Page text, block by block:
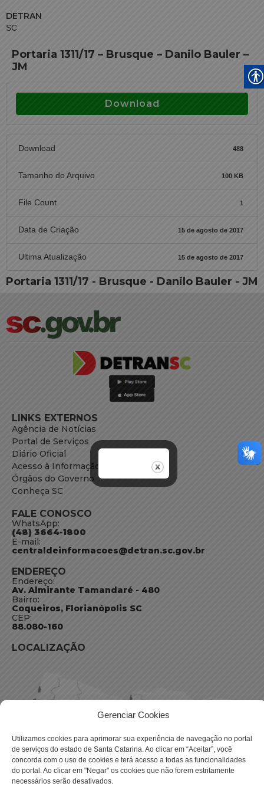
Gerenciar Cookies
Utilizamos cookies para aprimorar sua experiência de navegação no portal
de serviços do estado de Santa Catarina. Ao clicar em “Aceitar”, você
concorda com o uso de cookies e terá acesso a todas as funcionalidades
do portal. Ao clicar em "Negar" os cookies que não forem estritamente
necessários serão desativados.
DETRAN
SC
Portaria 1311/17 – Brusque – Danilo Bauler –
JM
Download
Download 488
Tamanho do Arquivo 100 KB
File Count 1
Data de Criação 15 de agosto de 2017
Ultima Atualização 15 de agosto de 2017
Portaria 1311/17 - Brusque - Danilo Bauler - JM
LINKS EXTERNOS
Agência de Notícias
Portal de Serviços
Diário Oficial
Acesso à Informação
Órgãos do Governo
Conheça SC
FALE CONOSCO
WhatsApp:
(48) 3664-1800
E-mail:
centraldeinformacoes@detran.sc.gov.br
ENDEREÇO
Endereço:
Av. Almirante Tamandaré - 480
Bairro:
Coqueiros, Florianópolis SC
CEP:
88.080-160
LOCALIZAÇÃO